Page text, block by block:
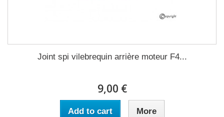
Joint spi vilebrequin arrière moteur F4...
9,00 €
Add to cart More